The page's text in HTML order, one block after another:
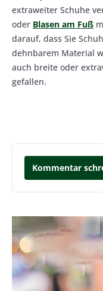
extraweiter Schuhe
oder Blasen am Fuß
darauf, dass Sie
dehnbarem Material
auch breite oder
gefallen.
Kommentar